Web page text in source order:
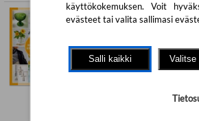
RAKKAUDESTA
LÖYDÄ, KIERRÄTÄ, KUNNOSTA,
Hanna Kärkinen
Readme.fi (2025)
Saatavuus:Tilaustuote
käyttökokemuksen. Voit
evästeet tai valita sallimasi
Salli kaikki Valitse